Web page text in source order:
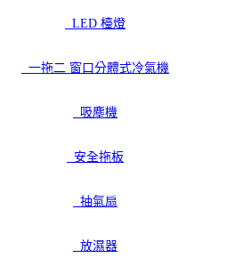
LED 檯燈
一拖二 窗口分體式冷氣機
吸塵機
安全拖板
抽氣扇
放濕器